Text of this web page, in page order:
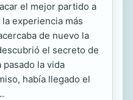
el mejor partido a
experiencia más
de nuevo la
el secreto de
pasado la vida
había llegado el